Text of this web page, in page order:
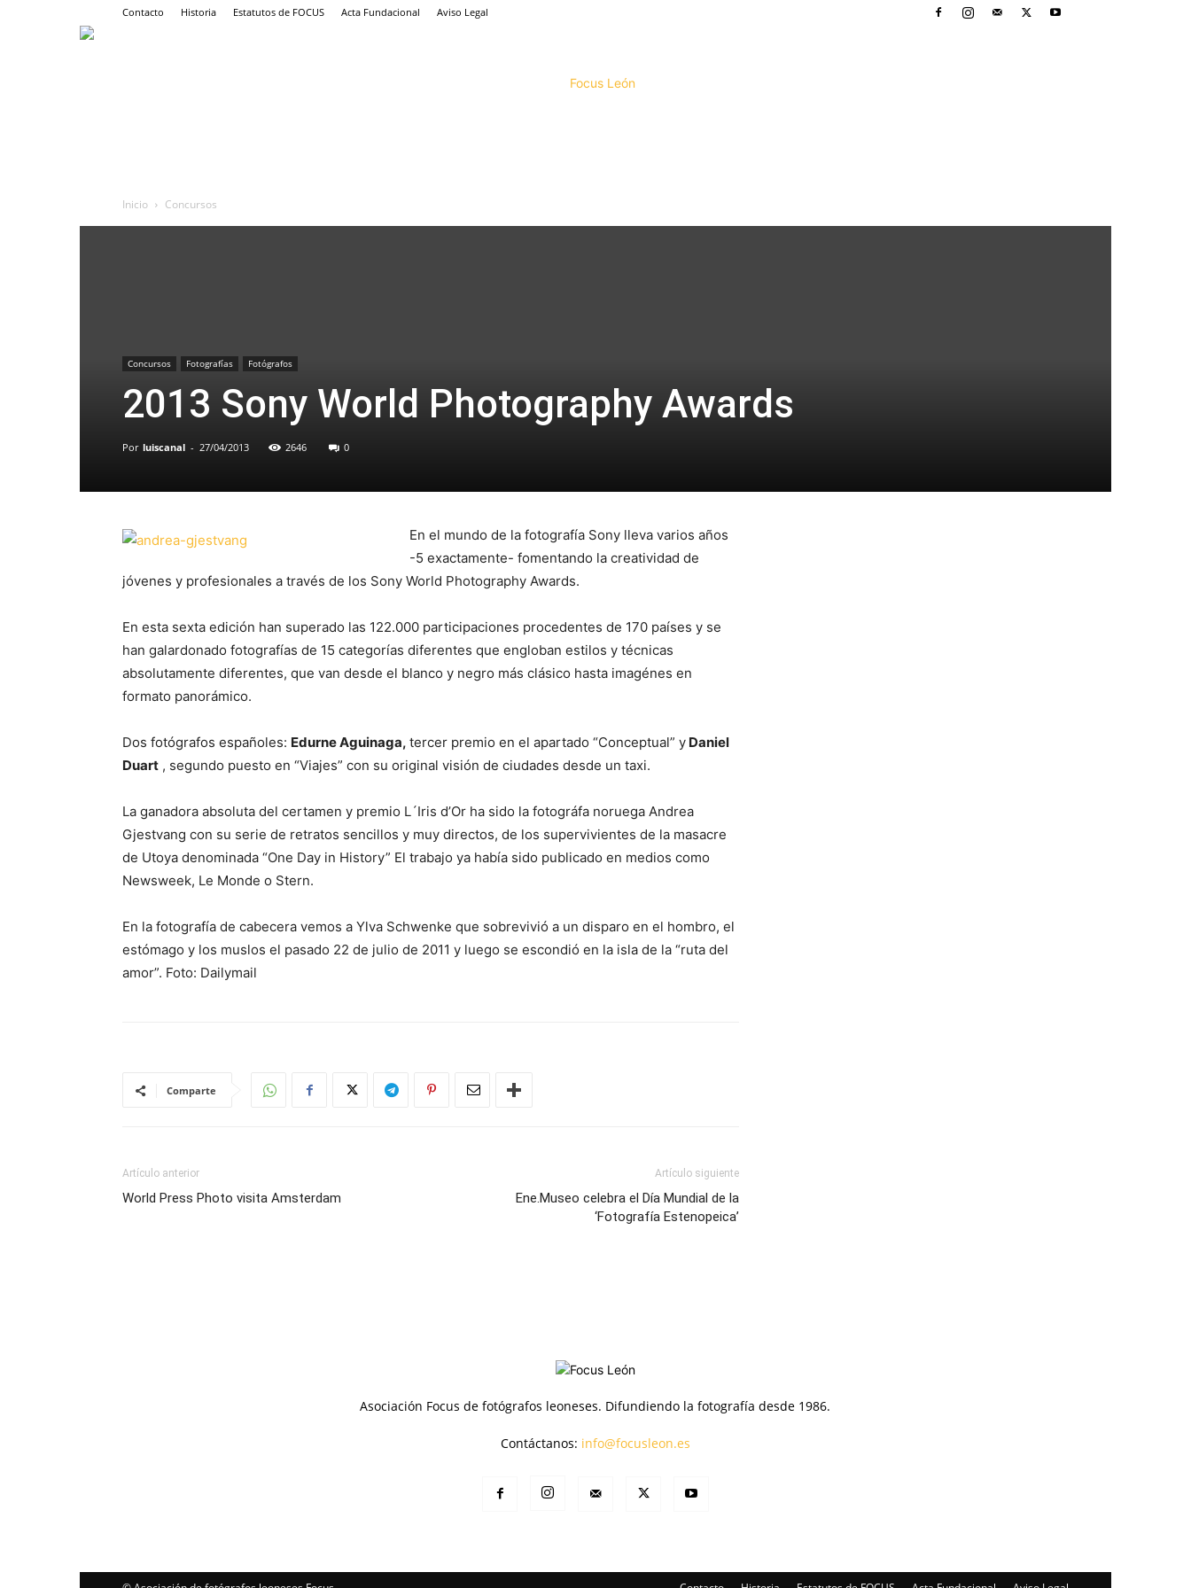
Contacto Historia Estatutos de FOCUS Acta Fundacional Aviso Legal
Inicio Concursos
Concursos Fotografías Fotógrafos
2013 Sony World Photography Awards
Por luiscanal - 27/04/2013 2646 0
En el mundo de la fotografía Sony lleva varios años
-5 exactamente- fomentando la creatividad de
jóvenes y profesionales a través de los Sony World Photography Awards.
En esta sexta edición han superado las 122.000 participaciones procedentes de 170 países y se
han galardonado fotografías de 15 categorías diferentes que engloban estilos y técnicas
absolutamente diferentes, que van desde el blanco y negro más clásico hasta imagénes en
formato panorámico.
Dos fotógrafos españoles: Edurne Aguinaga, tercer premio en el apartado “Conceptual” y Daniel
Duart , segundo puesto en “Viajes” con su original visión de ciudades desde un taxi.
La ganadora absoluta del certamen y premio L´Iris d’Or ha sido la fotográfa noruega Andrea
Gjestvang con su serie de retratos sencillos y muy directos, de los supervivientes de la masacre
de Utoya denominada “One Day in History” El trabajo ya había sido publicado en medios como
Newsweek, Le Monde o Stern.
En la fotografía de cabecera vemos a Ylva Schwenke que sobrevivió a un disparo en el hombro, el
estómago y los muslos el pasado 22 de julio de 2011 y luego se escondió en la isla de la “ruta del
amor”. Foto: Dailymail
Comparte
Artículo anterior
World Press Photo visita Amsterdam
Artículo siguiente
Ene.Museo celebra el Día Mundial de la
‘Fotografía Estenopeica’
Asociación Focus de fotógrafos leoneses. Difundiendo la fotografía desde 1986.
Contáctanos: info@focusleon.es